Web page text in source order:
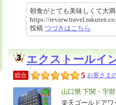
朝食がとても美味しくて大
https://
投稿 つづきはこちら
エクストールイ
総合 5 お客さま
エ
リ
山口県 下関・宇部
楽天ゴールドア